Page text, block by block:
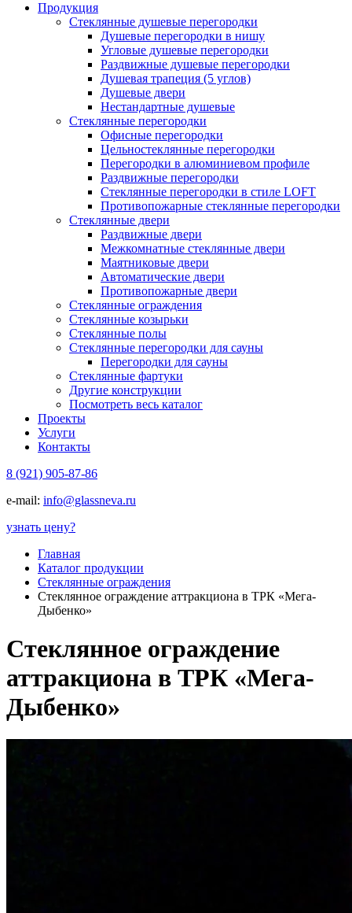
Продукция
Стеклянные душевые перегородки
Душевые перегородки в нишу
Угловые душевые перегородки
Раздвижные душевые перегородки
Душевая трапеция (5 углов)
Душевые двери
Нестандартные душевые
Стеклянные перегородки
Офисные перегородки
Цельностеклянные перегородки
Перегородки в алюминиевом профиле
Раздвижные перегородки
Стеклянные перегородки в стиле LOFT
Противопожарные стеклянные перегородки
Стеклянные двери
Раздвижные двери
Межкомнатные стеклянные двери
Маятниковые двери
Автоматические двери
Противопожарные двери
Стеклянные ограждения
Стеклянные козырьки
Стеклянные полы
Стеклянные перегородки для сауны
Перегородки для сауны
Стеклянные фартуки
Другие конструкции
Посмотреть весь каталог
Проекты
Услуги
Контакты
8 (921) 905-87-86
e-mail: info@glassneva.ru
узнать цену?
Главная
Каталог продукции
Стеклянные ограждения
Стеклянное ограждение аттракциона в ТРК «Мега-
Дыбенко»
Стеклянное ограждение
аттракциона в ТРК «Мега-
Дыбенко»